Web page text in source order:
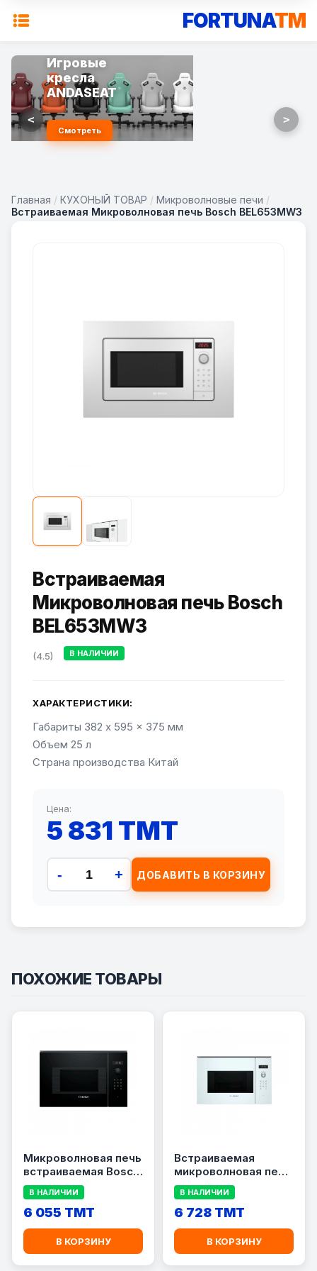
FORTUNATM
Игровые
кресла
ANDASEAT
Смотреть
< >
Главная / КУХОНЫЙ ТОВАР / Микроволновые печи /
Встраиваемая Микроволновая печь Bosch BEL653MW3
Встраиваемая
Микроволновая печь Bosch
BEL653MW3
(4.5) В НАЛИЧИИ
ХАРАКТЕРИСТИКИ:
Габариты 382 x 595 x 375 мм
Объем 25 л
Страна производства Китай
Цена:
5 831 TMT
- + ДОБАВИТЬ В КОРЗИНУ
ПОХОЖИЕ ТОВАРЫ
Микроволновая печь
встраиваемая Bosch
BFL524MB0
В НАЛИЧИИ
6 055 TMT
В КОРЗИНУ
Встраиваемая
микроволновая печь
СВЧ Bosch BFL 524
MW0
В НАЛИЧИИ
6 728 TMT
В КОРЗИНУ